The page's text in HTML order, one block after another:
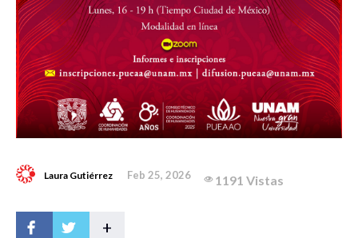
Laura Gutiérrez Feb 25, 2026 1191 Vistas
+